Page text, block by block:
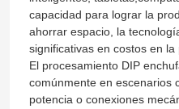
capacidad para lograr la
ahorrar espacio, la
significativas en costos en la
El procesamiento DIP
comúnmente en escenarios
potencia o conexiones